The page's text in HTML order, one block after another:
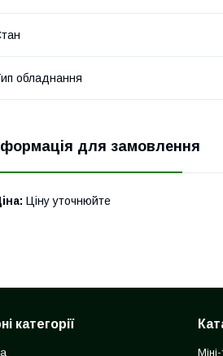
обладнання
для замовлення
Ціну уточнюйте
категорії